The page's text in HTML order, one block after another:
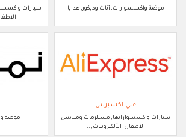
موضة واكسسوارات, أثاث وديكور, هدايا
سيارات
علي اكسبرس
سيارات واكسسواراتها, مستلزمات وملابس
الاطفال, الألكترونيات, ..
موضة